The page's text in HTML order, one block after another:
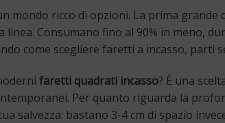
mondo ricco di opzioni. La prima grande
linea. Consumano fino al 90% in meno,
come scegliere faretti a incasso, parti
faretti quadrati incasso? È una
Per quanto riguarda la
salvezza: bastano 3-4 cm di spazio